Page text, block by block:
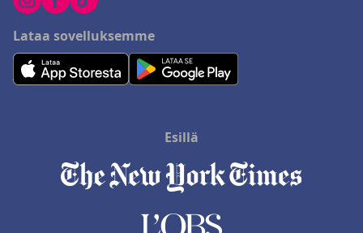
Lataa sovelluksemme
Esillä